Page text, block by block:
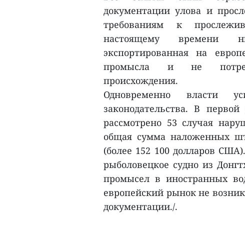
документации улова и
требованиям к
настоящему времени
экспортированная на
промысла и не
происхождения.
Одновременно власти
законодательства. В
рассмотрено 53 случая
общая сумма наложенных
(более 152 100 долларов
рыболовецкое судно из
промысел в иностранных
европейский рынок не
документации./.